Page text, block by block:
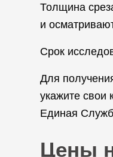
Толщина
и
Срок
Для
укажите
Единая
Цены